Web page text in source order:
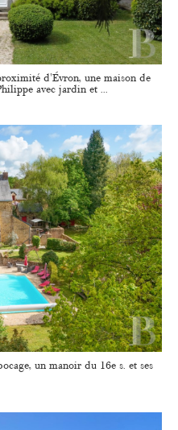
d'Évron, une maison de
avec jardin et ...
un manoir du 16e s. et ses